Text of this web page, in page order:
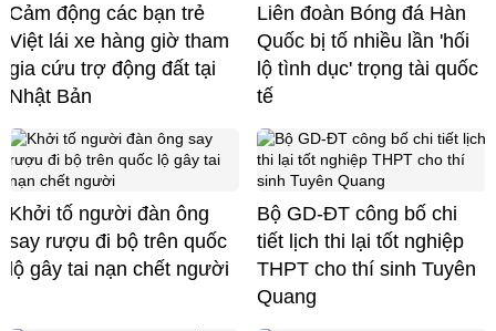
Cảm động các bạn trẻ
Việt lái xe hàng giờ tham
gia cứu trợ động đất tại
Nhật Bản
Liên đoàn Bóng đá Hàn
Quốc bị tố nhiều lần 'hối
lộ tình dục' trọng tài quốc
tế
Khởi tố người đàn ông
say rượu đi bộ trên quốc
lộ gây tai nạn chết người
Bộ GD-ĐT công bố chi
tiết lịch thi lại tốt nghiệp
THPT cho thí sinh Tuyên
Quang